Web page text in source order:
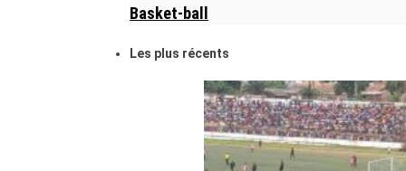
Basket-ball
Les plus récents